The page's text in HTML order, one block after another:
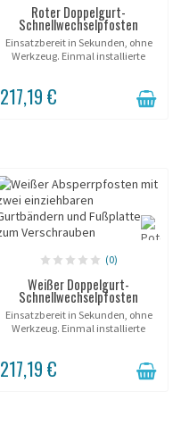
Roter Doppelgurt-
Schnellwechselpfosten
Einsatzbereit in Sekunden, ohne
Werkzeug. Einmal installierte
Gurtabgänge, ein Pfosten. Bilden
217,19 €
(0)
Weißer Doppelgurt-
Schnellwechselpfosten
Einsatzbereit in Sekunden, ohne
Werkzeug. Einmal installierte
Gurtabgänge, ein Pfosten. Bilden
217,19 €